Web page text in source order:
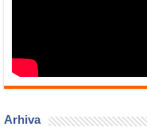
Arhiva